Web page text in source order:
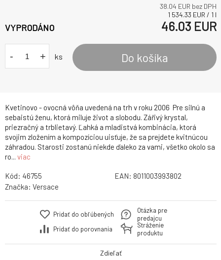
Kvetinovo - ovocná vôňa uvedená na trh v roku 2006 Pre silnú a
sebaistú ženu, ktorá miluje život a slobodu. Zářivý krystal,
priezračný a trblietavý. Ľahká a mladistvá kombinácia, ktorá
svojim zložením a kompozíciou uisťuje, že sa prejdete kvitnúcou
záhradou. Starosti zostanú niekde ďaleko za vami, všetko okolo sa
ro... viac
38.04 EUR bez DPH
1 534.33 EUR / 1 l
VYPRODÁNO 46.03 EUR
- + ks Do košíka
Kód: 46755 EAN: 8011003993802
Značka: Versace
Pridať do obľúbených
Pridať do porovnania
Otázka pre
predajcu
Stráženie
produktu
Zdieľať